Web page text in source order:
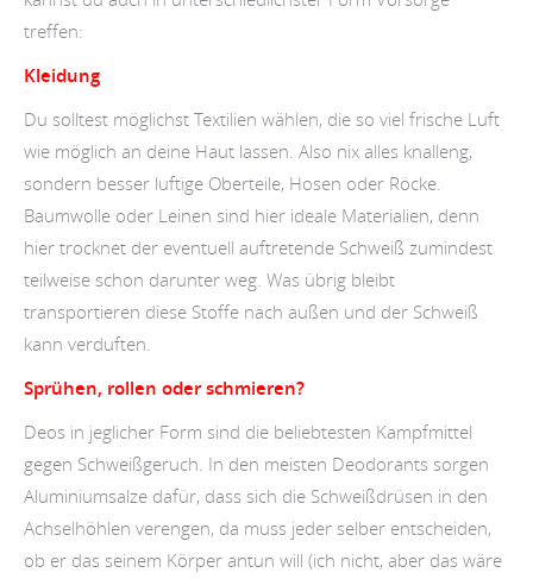
treffen:
Kleidung
Du solltest möglichst Textilien wählen, die so viel frische Luft
wie möglich an deine Haut lassen. Also nix alles knalleng,
sondern besser luftige Oberteile, Hosen oder Röcke.
Baumwolle oder Leinen sind hier ideale Materialien, denn
hier trocknet der eventuell auftretende Schweiß zumindest
teilweise schon darunter weg. Was übrig bleibt
transportieren diese Stoffe nach außen und der Schweiß
kann verduften.
Sprühen, rollen oder schmieren?
Deos in jeglicher Form sind die beliebtesten Kampfmittel
gegen Schweißgeruch. In den meisten Deodorants sorgen
Aluminiumsalze dafür, dass sich die Schweißdrüsen in den
Achselhöhlen verengen, da muss jeder selber entscheiden,
ob er das seinem Körper antun will (ich nicht, aber das wäre